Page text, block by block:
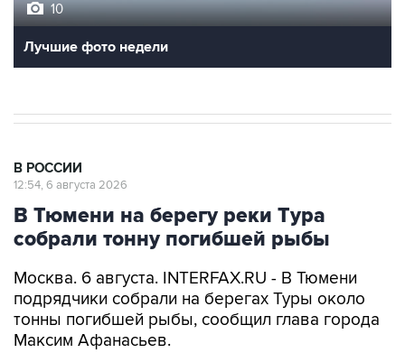
10
Лучшие фото недели
В РОССИИ
12:54, 6 августа 2026
В Тюмени на берегу реки Тура
собрали тонну погибшей рыбы
Москва. 6 августа. INTERFAX.RU - В Тюмени
подрядчики собрали на берегах Туры около
тонны погибшей рыбы, сообщил глава города
Максим Афанасьев.